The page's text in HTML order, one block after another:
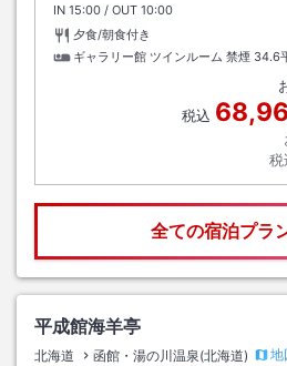
IN チェックイン
15:00 / OUT チェックアウト
10:00
夕食/朝食付き
ギャラリー館 ツインルーム 禁煙 34.6
税込
税
全ての宿泊プラ
平成館海羊亭
北海道 函館・湯の川温泉(北海道)
地